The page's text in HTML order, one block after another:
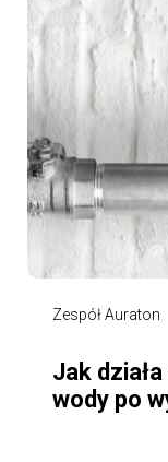
Zespół Auraton
Jak
wody po